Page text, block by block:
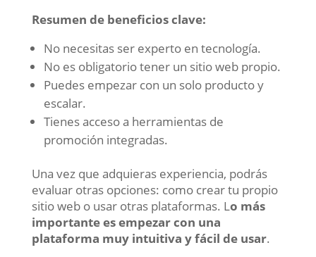
Resumen de beneficios clave:
No necesitas ser experto en tecnología.
No es obligatorio tener un sitio web propio.
Puedes empezar con un solo producto y
escalar.
Tienes acceso a herramientas de
promoción integradas.
Una vez que adquieras experiencia, podrás
evaluar otras opciones: como crear tu propio
sitio web o usar otras plataformas. Lo más
importante es empezar con una
plataforma muy intuitiva y fácil de usar.